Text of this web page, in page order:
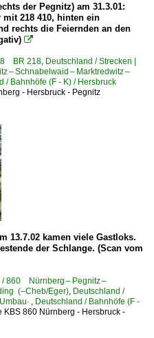
der Pegnitz) am 31.3.01:
218 410, hinten ein
rechts die Feiernden an den

BR 218, Deutschland / Strecken |
– Schnabelwaid – Marktredwitz –
/ Bahnhöfe (F - K) / Hersbruck
- Hersbruck - Pegnitz
13.7.02 kamen viele Gastloks.
der Schlange. (Scan vom
/ 860 Nürnberg – Pegnitz –
(–Cheb/Eger), Deutschland /
, Deutschland / Bahnhöfe (F -
KBS 860 Nürnberg - Hersbruck -